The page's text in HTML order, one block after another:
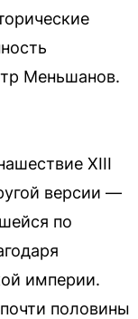
Меньшанов.
XIII
версии —
по
империи.
половины